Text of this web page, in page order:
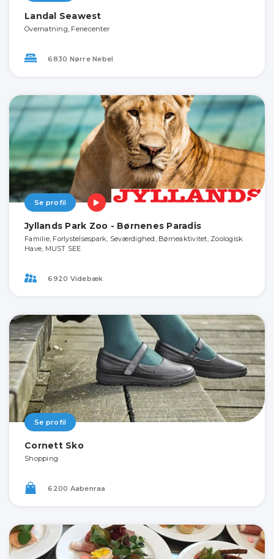
Landal Seawest
Overnatning, Feriecenter
6830 Nørre Nebel
Se profil
Jyllands Park Zoo - Børnenes Paradis
Familie, Forlystelsespark, Seværdighed, Børneaktivitet, Zoologisk
Have, MUST SEE
6920 Videbæk
Se profil
Cornett Sko
Shopping
6200 Aabenraa